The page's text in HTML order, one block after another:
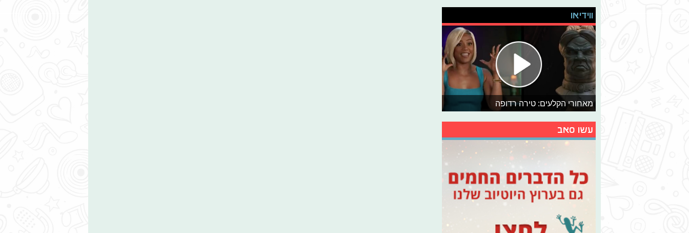
ווידיאו
מאחורי הקלעים: טירה רדופה
עשו סאב